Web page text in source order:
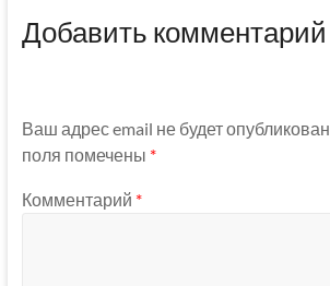
Добавить комментарий
Ваш адрес email не будет опубликован.
поля помечены *
Комментарий *